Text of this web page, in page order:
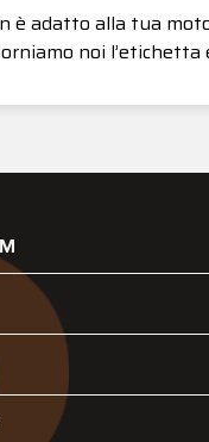
è adatto alla tua
noi l’etichetta